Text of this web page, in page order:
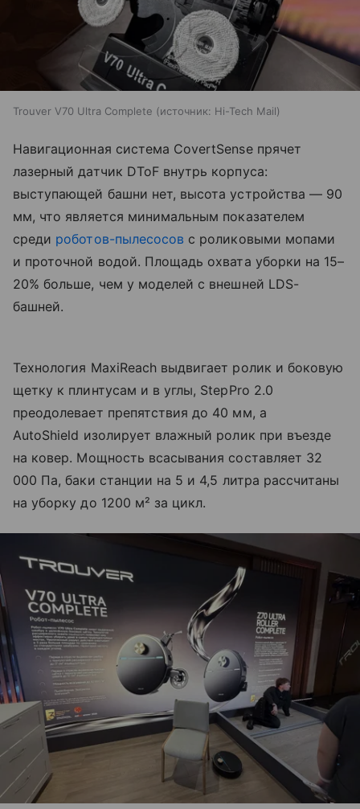
Trouver V70 Ultra Complete источник: Hi-Tech Mail
Навигационная система CovertSense прячет
лазерный датчик DToF внутрь корпуса:
выступающей башни нет, высота устройства — 90
мм, что является минимальным показателем
среди роботов-пылесосов с роликовыми мопами
и проточной водой. Площадь охвата уборки на 15–
20% больше, чем у моделей с внешней LDS-
башней.
Технология MaxiReach выдвигает ролик и боковую
щетку к плинтусам и в углы, StepPro 2.0
преодолевает препятствия до 40 мм, а
AutoShield изолирует влажный ролик при въезде
на ковер. Мощность всасывания составляет 32
000 Па, баки станции на 5 и 4,5 литра рассчитаны
на уборку до 1200 м² за цикл.